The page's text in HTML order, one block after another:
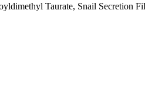
Taurate, Snail Secretion